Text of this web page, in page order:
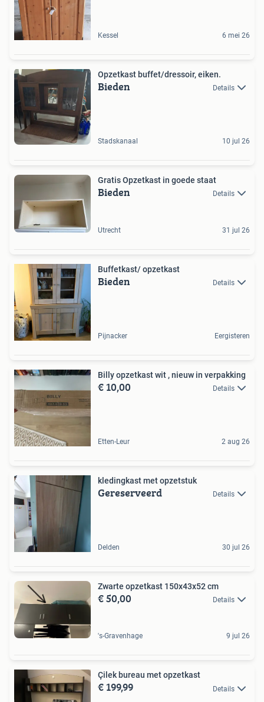
Kessel 6 mei 26
Opzetkast buffet/dressoir, eiken.
Bieden Details
Stadskanaal 10 jul 26
Gratis Opzetkast in goede staat
Bieden Details
Utrecht 31 jul 26
Buffetkast/ opzetkast
Bieden Details
Pijnacker Eergisteren
Billy opzetkast wit , nieuw in verpakking
€ 10,00 Details
Etten-Leur 2 aug 26
kledingkast met opzetstuk
Gereserveerd Details
Delden 30 jul 26
Zwarte opzetkast 150x43x52 cm
€ 50,00 Details
's-Gravenhage 9 jul 26
Çilek bureau met opzetkast
€ 199,99 Details